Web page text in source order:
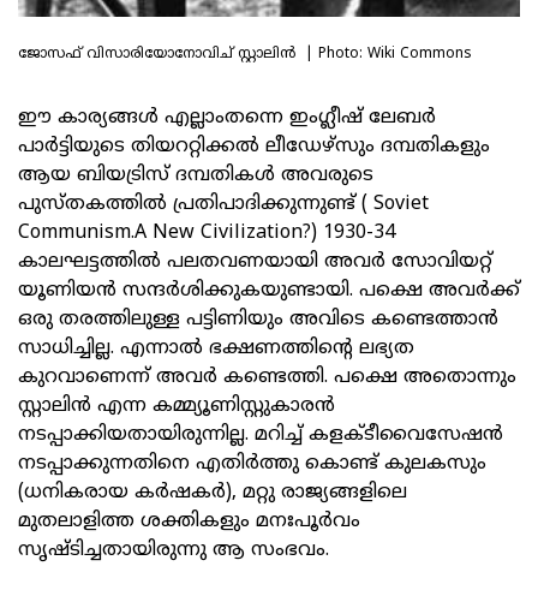
ജോസഫ് വിസാരിയോനോവിച് സ്റ്റാലിൻ | Photo: Wiki Commons
ഈ കാര്യങ്ങൾ എല്ലാംതന്നെ ഇംഗ്ലീഷ് ലേബർ
പാർട്ടിയുടെ തിയററ്റിക്കൽ ലീഡേഴ്‌സും ദമ്പതികളും
ആയ ബിയട്രിസ് ദമ്പതികൾ അവരുടെ
പുസ്തകത്തിൽ പ്രതിപാദിക്കുന്നുണ്ട് ( Soviet
Communism.A New Civilization?) 1930-34
കാലഘട്ടത്തിൽ പലതവണയായി അവർ സോവിയറ്റ്
യൂണിയൻ സന്ദർശിക്കുകയുണ്ടായി. പക്ഷെ അവർക്ക്
ഒരു തരത്തിലുള്ള പട്ടിണിയും അവിടെ കണ്ടെത്താൻ
സാധിച്ചില്ല. എന്നാൽ ഭക്ഷണത്തിന്റെ ലഭ്യത
കുറവാണെന്ന് അവർ കണ്ടെത്തി. പക്ഷെ അതൊന്നും
സ്റ്റാലിൻ എന്ന കമ്മ്യൂണിസ്റ്റുകാരൻ
നടപ്പാക്കിയതായിരുന്നില്ല. മറിച്ച് കളക്ടീവൈസേഷൻ
നടപ്പാക്കുന്നതിനെ എതിർത്തു കൊണ്ട് കുലകസും
(ധനികരായ കർഷകർ), മറ്റു രാജ്യങ്ങളിലെ
മുതലാളിത്ത ശക്തികളും മനഃപൂർവം
സൃഷ്ടിച്ചതായിരുന്നു ആ സംഭവം.